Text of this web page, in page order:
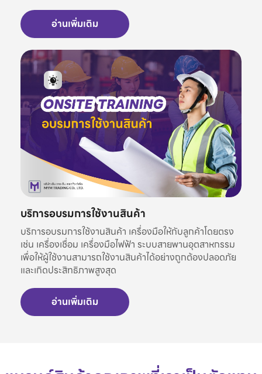
อ่านเพิ่มเติม
บริการอบรมการใช้งานสินค้า
บริการอบรมการใช้งานสินค้า เครื่องมือให้กับลูกค้าโดยตรง
เช่น เครื่องเชื่อม เครื่องมือไฟฟ้า ระบบสายพานอุตสาหกรรม
เพื่อให้ผู้ใช้งานสามารถใช้งานสินค้าได้อย่างถูกต้องปลอดภัย
และเกิดประสิทธิภาพสูงสุด
อ่านเพิ่มเติม